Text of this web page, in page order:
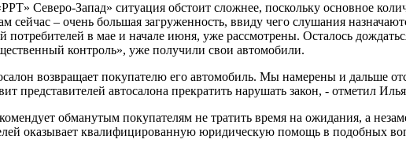
Северо-Запад» ситуация обстоит сложнее, поскольку основное
– очень большая загруженность, ввиду чего слушания
в мае и начале июня, уже рассмотрены. Осталось
контроль», уже получили свои автомобили.
возвращает покупателю его автомобиль. Мы намерены и дальше
представителей автосалона прекратить нарушать закон, - отметил
обманутым покупателям не тратить время на ожидания, а
оказывает квалифицированную юридическую помощь в подобных